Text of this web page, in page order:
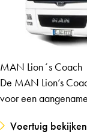
MAN Lion´s Coach
De MAN Lion’s
voor een
Voertuig bekijken